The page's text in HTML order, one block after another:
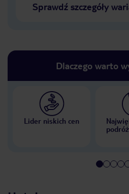
Sprawdź szczegóły
Dlaczego warto
Lider niskich cen